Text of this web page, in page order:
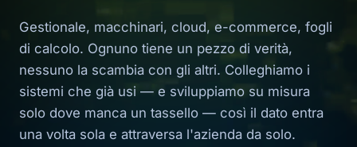
Gestionale, macchinari, cloud, e-commerce, fogli
di calcolo. Ognuno tiene un pezzo di verità,
nessuno la scambia con gli altri. Colleghiamo i
sistemi che già usi — e sviluppiamo su misura
solo dove manca un tassello — così il dato entra
una volta sola e attraversa l'azienda da solo.